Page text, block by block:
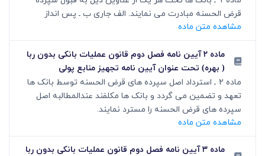
قرض الحسنه مبادرت می نمایند. الف جاری ب ـ پس انداز
مشاهده متن ماده
ماده ۲ آیین نامه فصل دوم قانون عملیات بانکی بدون ربا
( بهره) تحت عنوان آیین نامه تجهیز منابع پولی
ماده 2 ـ استرداد اصل سپرده های قرض الحسنه توسط بانک ها
تعهد و تضمین می گردد و بانک ها مکلفند عندالمطالبه اصل
سپرده های قرض الحسنه را مسترد نمایند.
مشاهده متن ماده
ماده ۳ آیین نامه فصل دوم قانون عملیات بانکی بدون ربا